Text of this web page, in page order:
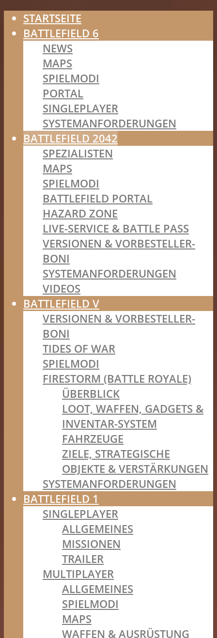
STARTSEITE
BATTLEFIELD 6
NEWS
MAPS
SPIELMODI
PORTAL
SINGLEPLAYER
SYSTEMANFORDERUNGEN
BATTLEFIELD 2042
SPEZIALISTEN
MAPS
SPIELMODI
BATTLEFIELD PORTAL
HAZARD ZONE
LIVE-SERVICE & BATTLE PASS
VERSIONEN & VORBESTELLER-
BONI
SYSTEMANFORDERUNGEN
VIDEOS
BATTLEFIELD V
VERSIONEN & VORBESTELLER-
BONI
TIDES OF WAR
SPIELMODI
FIRESTORM (BATTLE ROYALE)
ÜBERBLICK
LOOT, WAFFEN, GADGETS &
INVENTAR-SYSTEM
FAHRZEUGE
ZIELE, STRATEGISCHE
OBJEKTE & VERSTÄRKUNGEN
SYSTEMANFORDERUNGEN
BATTLEFIELD 1
SINGLEPLAYER
ALLGEMEINES
MISSIONEN
TRAILER
MULTIPLAYER
ALLGEMEINES
SPIELMODI
MAPS
WAFFEN & AUSRÜSTUNG